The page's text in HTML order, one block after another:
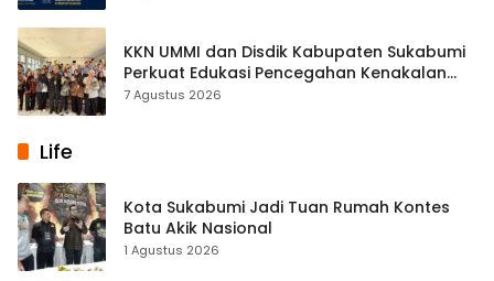
KKN UMMI dan Disdik Kabupaten Sukabumi
Perkuat Edukasi Pencegahan Kenakalan
Remaja di SMPN 2 Tegalbuleud
7 Agustus 2026
Life
Kota Sukabumi Jadi Tuan Rumah Kontes
Batu Akik Nasional
1 Agustus 2026